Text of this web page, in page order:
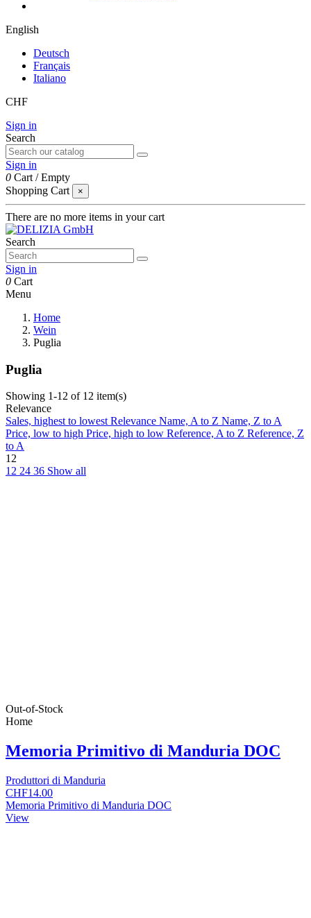
English
Deutsch
Français
Italiano
CHF
Sign in
Search
Sign in
0 Cart /Empty
Shopping Cart
×
There are no more items in your cart
Search
Sign in
0 Cart
Menu
Home
Wein
Puglia
Puglia
Showing 1-12 of 12 item(s)
Relevance
Sales, highest to lowestRelevance Name, A to Z Name, Z to A
Price, low to high Price, high to low Reference, A to Z Reference, Z
to A
12
12 24 36 Show all
Out-of-Stock
Home
Memoria Primitivo di Manduria DOC
Produttori di Manduria
CHF14.00
Memoria Primitivo di Manduria DOC
View